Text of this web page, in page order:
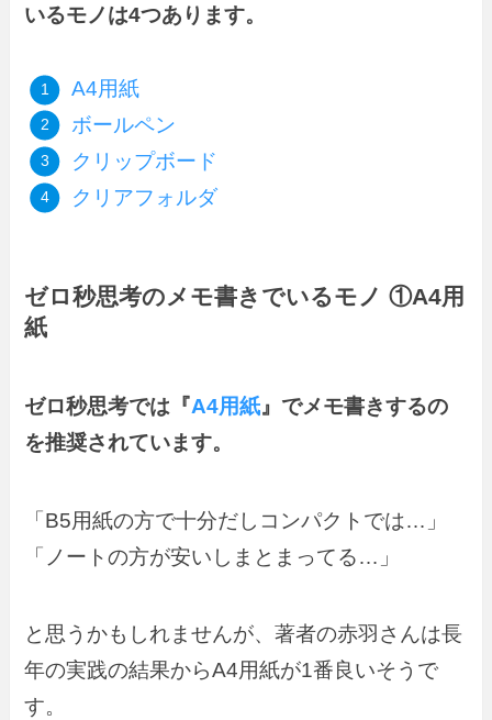
いるモノは4つあります。
A4用紙
ボールペン
クリップボード
クリアフォルダ
ゼロ秒思考のメモ書きでいるモノ ①A4用
紙
ゼロ秒思考では『A4用紙』でメモ書きするの
を推奨されています。
「B5用紙の方で十分だしコンパクトでは…」
「ノートの方が安いしまとまってる…」
と思うかもしれませんが、著者の赤羽さんは長
年の実践の結果からA4用紙が1番良いそうで
す。